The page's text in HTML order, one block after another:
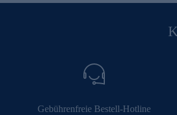
Gebührenfreie Bestell-Hotline